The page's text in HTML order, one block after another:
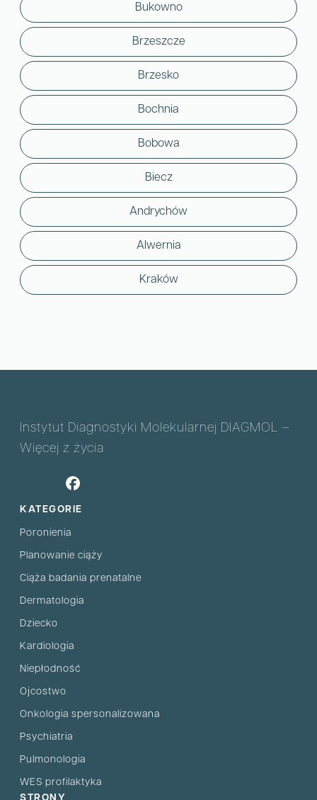
Bukowno
Brzeszcze
Brzesko
Bochnia
Bobowa
Biecz
Andrychów
Alwernia
Kraków
Instytut Diagnostyki Molekularnej DIAGMOL –
Więcej z życia
KATEGORIE
Poronienia
Planowanie ciąży
Ciąża badania prenatalne
Dermatologia
Dziecko
Kardiologia
Niepłodność
Ojcostwo
Onkologia spersonalizowana
Psychiatria
Pulmonologia
WES profilaktyka